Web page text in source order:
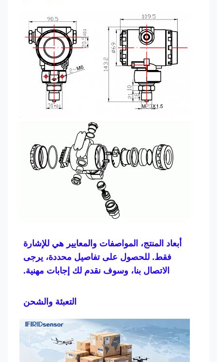
أبعاد المنتج، المواصفات والمعايير هي للإشارة
فقط. للحصول على تفاصيل محددة، يرجى
الاتصال بنا، وسوف نقدم لك إجابات مهنية.
التعبئة والشحن